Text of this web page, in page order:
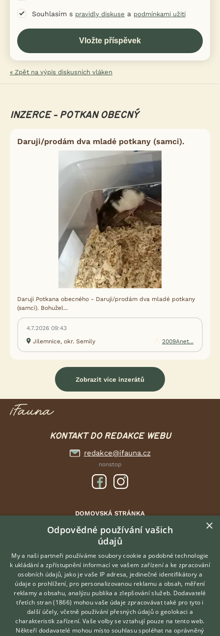
Souhlasím s pravidly diskuse a podmínkami užití
« Zpět na výpis diskusních vláken
INZERCE - POTKAN OBECNÝ
Daruji/prodám dva mladé potkany (samci).
Daruji Potkana obecného - Daruji/prodám dva mladé potkany
(samci). Bohužel...
4.7.2026 09:43
Jilemnice, okr. Semily
2009Anet...
Zobrazit více inzerátů
KONTAKT DO REDAKCE WEBU
redakce@ifauna.cz
nonstop
DOMOVSKÁ STRÁNKA
INZERCE
DISKUSE
ČLÁNKY
CHOVATELSKÉ STANICE
O nás
Kontakt
Možnosti zvýraznění inzerátů
Podmínky užití
Hledáte zvířecího kamaráda?
Zdarma vám poradí
VETERINÁŘ ONLINE
×
Odpovědné používání vašich
údajů
My a naši partneři používáme soubory cookie a podobné technologie
k ukládání a zpřístupnění informací ve vašem zařízení a ke zpracování
osobních údajů, jako je vaše IP adresa, jedinečné identifikátory a
údaje o prohlížení, pro personalizovanou reklamu a obsah, měření
reklamy a obsahu, analýzu publika a zlepšování služeb. Dodavatelé
třetích stran (1866) mohou vaše údaje zpracovávat také pro tyto i
další účely, včetně používání přesných údajů o geolokaci a
charakteristik zařízení. Vaše volby se vztahují pouze na tento web.
Někteří dodavatelé mohou místo souhlasu spoléhat na oprávněný